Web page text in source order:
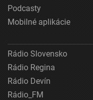
Podcasty
Mobilné aplikácie
Rádio Slovensko
Rádio Regina
Rádio Devín
Rádio_FM